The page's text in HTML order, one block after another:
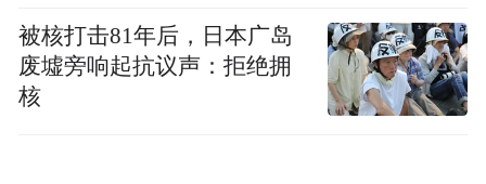
被核打击81年后，日本广岛
废墟旁响起抗议声：拒绝拥
核